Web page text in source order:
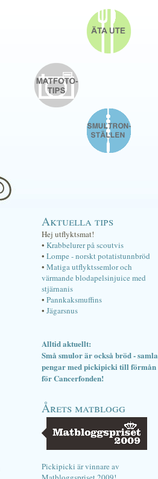
Aktuella tips
Hej utflyktsmat!
• Krabbelurer på scoutvis
• Lompe - norskt potatistunnbröd
• Matiga utflyktssemlor och
värmande blodapelsinjuice med
stjärnanis
• Pannkaksmuffins
• Jägarsnus
Alltid aktuellt:
Små smulor är också bröd - samla
pengar med pickipicki till förmån
för Cancerfonden!
Årets matblogg
Pickipicki är vinnare av